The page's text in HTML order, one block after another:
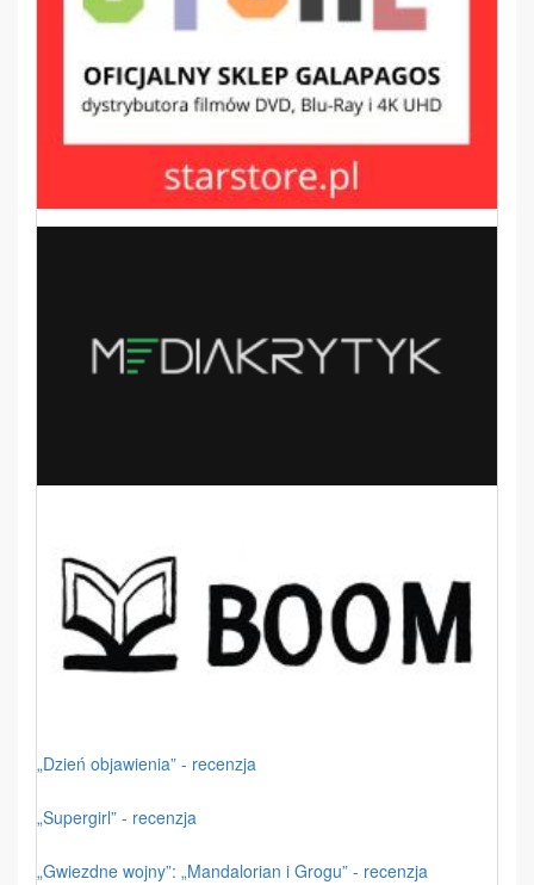
„Dzień objawienia” - recenzja
„Supergirl” - recenzja
„Gwiezdne wojny”: „Mandalorian i Grogu” - recenzja